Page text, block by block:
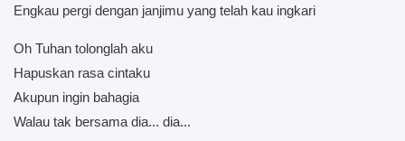
Engkau pergi dengan janjimu yang telah kau ingkari
Oh Tuhan tolonglah aku
Hapuskan rasa cintaku
Akupun ingin bahagia
Walau tak bersama dia... dia...